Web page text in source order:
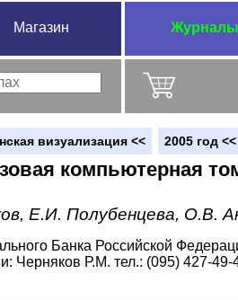
Магазин Журналы
визуализация << 2005 год <<
компьютерная
Е.И. Полубенцева, О.В.
Банка Российской
Черняков Р.М. тел.: (095) 427-49-